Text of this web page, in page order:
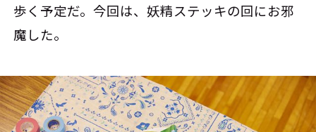
歩く予定だ。今回は、妖精ステッキの回にお邪
魔した。